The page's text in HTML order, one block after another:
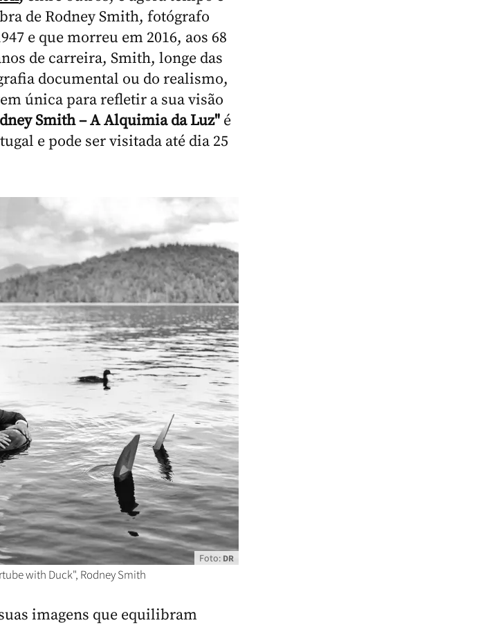
de Rodney Smith, fotógrafo
e que morreu em 2016, aos 68
de carreira, Smith, longe das
documental ou do realismo,
única para refletir a sua visão
Smith – A Alquimia da Luz" é
e pode ser visitada até dia 25
with Duck", Rodney Smith
Foto: DR
imagens que equilibram